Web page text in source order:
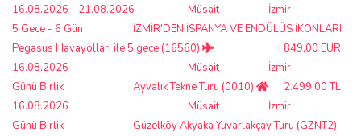
İzmir
Müsait
16.08.2026 - 21.08.2026
5 Gece - 6 Gün
İZMİR'DEN İSPANYA VE ENDÜLÜS İKONLARI
Pegasus Havayolları ile 5 gece (16560)
849,00 EUR
İzmir
Müsait
16.08.2026
Günü Birlik
Ayvalık Tekne Turu (0010)
2.499,00 TL
İzmir
Müsait
16.08.2026
Günü Birlik
Güzelköy Akyaka Yuvarlakçay Turu (GZNT2)